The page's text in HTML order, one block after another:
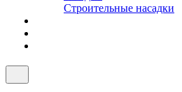
Строительные насадки